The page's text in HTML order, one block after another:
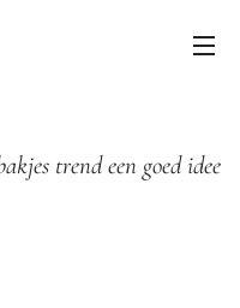
trend een goed idee